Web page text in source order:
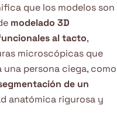
que los modelos son
modelado 3D
al tacto,
microscópicas que
persona ciega, como
de un
anatómica rigurosa y